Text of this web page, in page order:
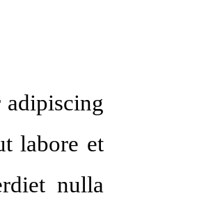
adipiscing
labore et
nulla